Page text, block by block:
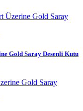
Gold Saray Desenli Kutu